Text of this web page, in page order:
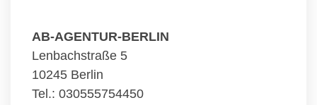
AB-AGENTUR-BERLIN
Lenbachstraße 5
10245 Berlin
Tel.: 030555754450